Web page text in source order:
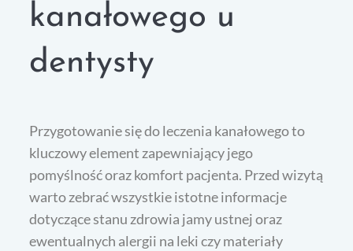
kanałowego u
dentysty
Przygotowanie się do leczenia kanałowego to
kluczowy element zapewniający jego
pomyślność oraz komfort pacjenta. Przed wizytą
warto zebrać wszystkie istotne informacje
dotyczące stanu zdrowia jamy ustnej oraz
ewentualnych alergii na leki czy materiały